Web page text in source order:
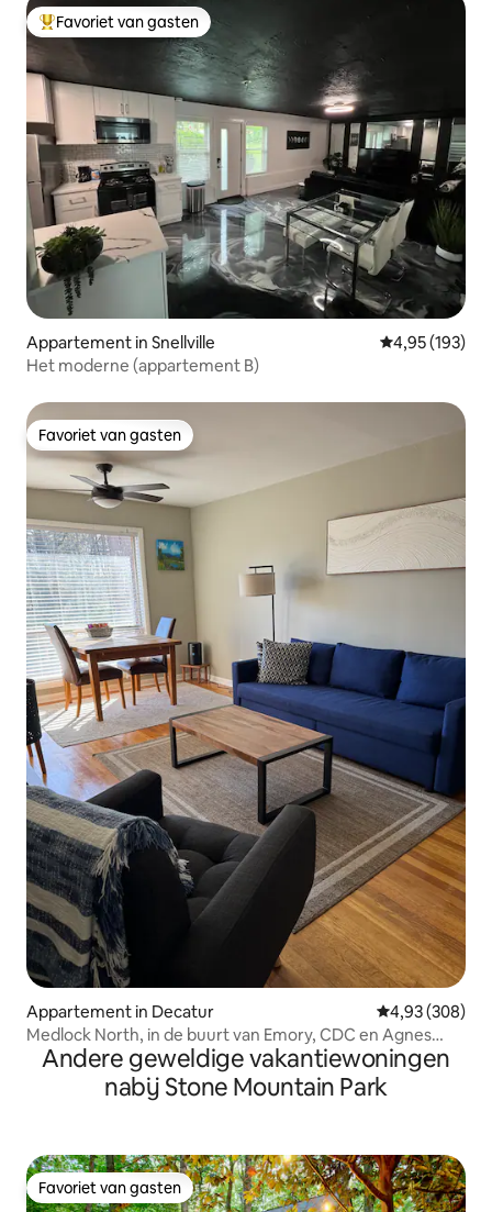
Topfavoriet van gasten
Favoriet van gasten
Appartement in Snellville Gemiddelde
4,95 (193)
Het moderne (appartement B)
Favoriet van gasten
Favoriet van gasten
Appartement in Decatur Gemiddelde
4,93 (308)
Medlock North, in de buurt van Emory, CDC en Agnes
Scott
Andere geweldige vakantiewoningen
nabij Stone Mountain Park
Favoriet van gasten
Favoriet van gasten